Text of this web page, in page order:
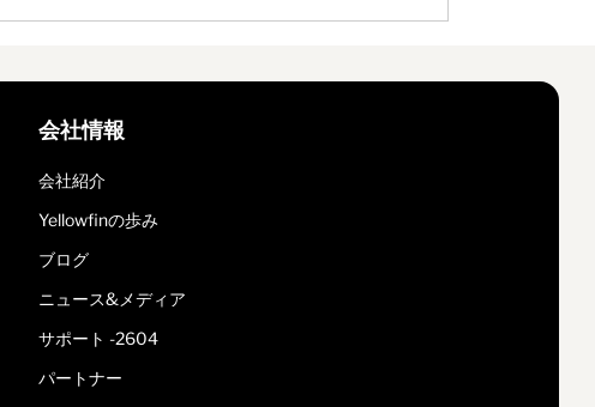
会社情報
会社紹介
Yellowfinの歩み
ブログ
ニュース&メディア
サポート -2604
パートナー